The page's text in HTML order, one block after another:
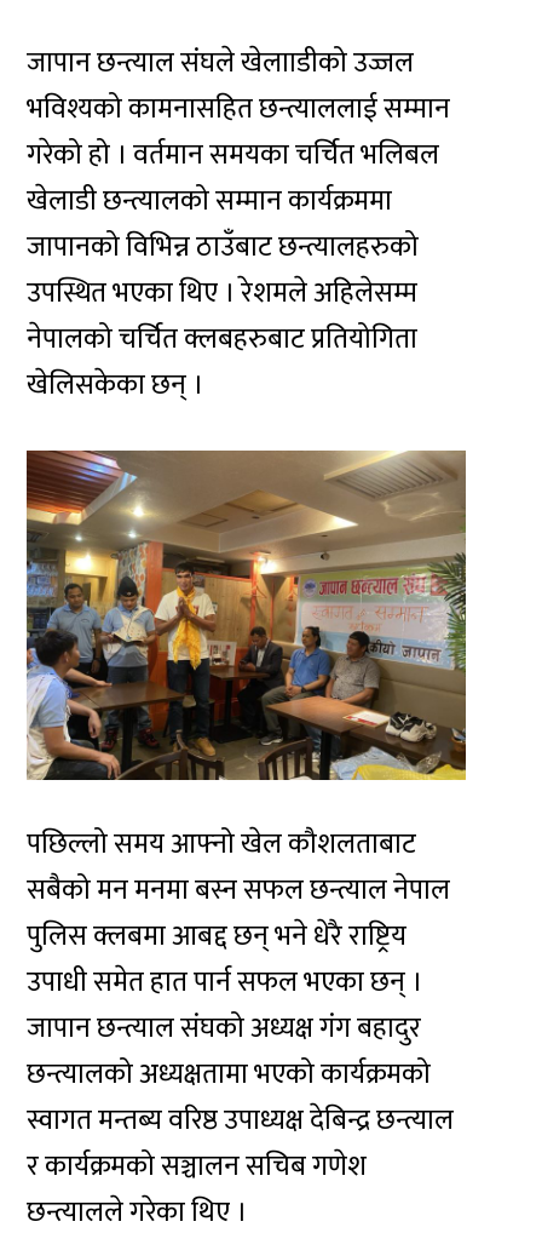
जापान छन्त्याल संघले खेलााडीको उज्जल
भविश्यको कामनासहित छन्त्याललाई सम्मान
गरेको हो । वर्तमान समयका चर्चित भलिबल
खेलाडी छन्त्यालको सम्मान कार्यक्रममा
जापानको विभिन्न ठाउँबाट छन्त्यालहरुको
उपस्थित भएका थिए । रेशमले अहिलेसम्म
नेपालको चर्चित क्लबहरुबाट प्रतियोगिता
खेलिसकेका छन् ।
पछिल्लो समय आफ्नो खेल कौशलताबाट
सबैको मन मनमा बस्न सफल छन्त्याल नेपाल
पुलिस क्लबमा आबद्द छन् भने धेरै राष्ट्रिय
उपाधी समेत हात पार्न सफल भएका छन् ।
जापान छन्त्याल संघको अध्यक्ष गंग बहादुर
छन्त्यालको अध्यक्षतामा भएको कार्यक्रमको
स्वागत मन्तब्य वरिष्ठ उपाध्यक्ष देबिन्द्र छन्त्याल
र कार्यक्रमको सञ्चालन सचिब गणेश
छन्त्यालले गरेका थिए ।